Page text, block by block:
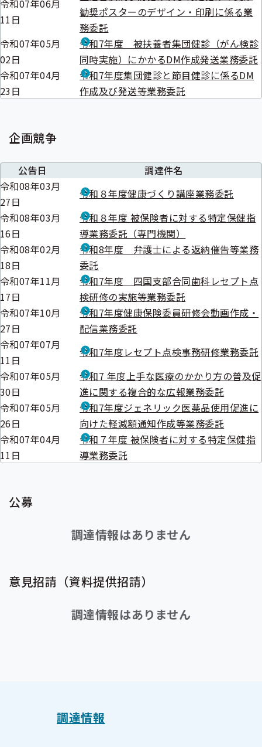
令和07年06月
11日
勧奨ポスターのデザイン・印刷に係る業
務委託
令和07年05月
02日
令和7年度 被扶養者集団健診（がん検診
同時実施）にかかるDM作成発送業務委託
令和07年04月
23日
令和7年度集団健診と節目健診に係るDM
作成及び発送等業務委託
企画競争
公告日
調達件名
令和08年03月
27日
令和８年度健康づくり講座業務委託
令和08年03月
16日
令和８年度 被保険者に対する特定保健指
導業務委託（専門機関）
令和08年02月
18日
令和8年度 弁護士による返納催告等業務
委託
令和07年11月
17日
令和7年度 四国支部合同歯科レセプト点
検研修の実施等業務委託
令和07年10月
27日
令和7年度健康保険委員研修会動画作成・
配信業務委託
令和07年07月
11日
令和7年度レセプト点検事務研修業務委託
令和07年05月
30日
令和7 年度上手な医療のかかり方の普及促
進に関する複合的な広報業務委託
令和07年05月
26日
令和7年度ジェネリック医薬品使用促進に
向けた軽減額通知作成等業務委託
令和07年04月
11日
令和７年度 被保険者に対する特定保健指
導業務委託
公募
調達情報はありません
意見招請（資料提供招請）
調達情報はありません
調達情報